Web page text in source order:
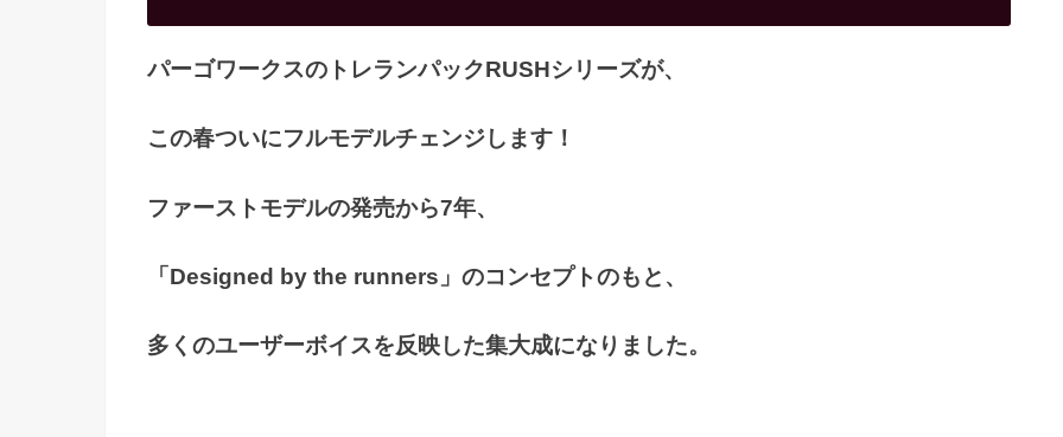
パーゴワークスのトレランパックRUSHシリーズが、
この春ついにフルモデルチェンジします！
ファーストモデルの発売から7年、
「Designed by the runners」のコンセプトのもと、
多くのユーザーボイスを反映した集大成になりました。